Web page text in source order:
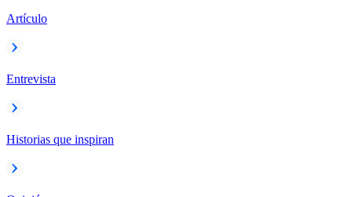
Artículo
Entrevista
Historias que inspiran